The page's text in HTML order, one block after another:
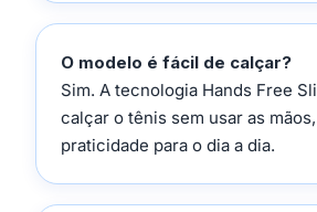
O modelo é fácil de calçar?
Sim. A tecnologia Hands Free
calçar o tênis sem usar as
praticidade para o dia a dia.